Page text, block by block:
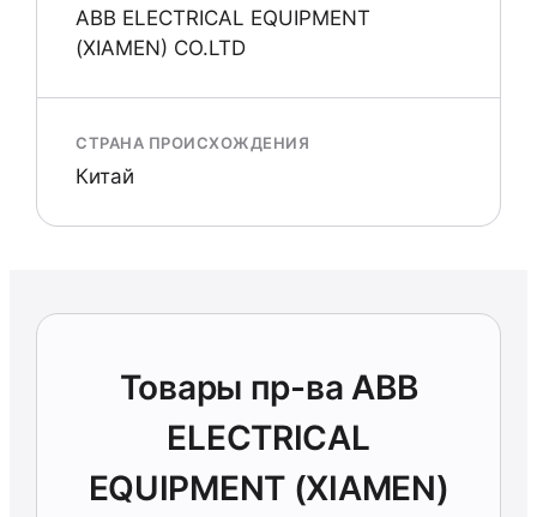
ABB ELECTRICAL EQUIPMENT
(XIAMEN) CO.LTD
СТРАНА ПРОИСХОЖДЕНИЯ
Китай
Товары пр-ва ABB
ELECTRICAL
EQUIPMENT (XIAMEN)